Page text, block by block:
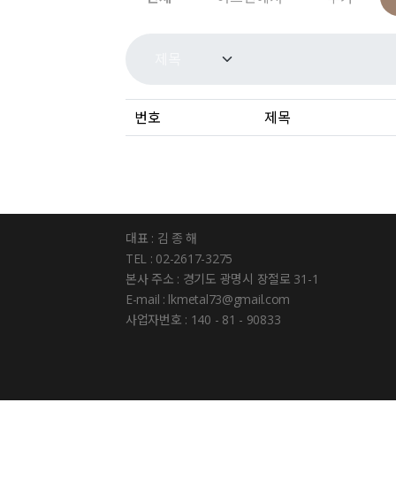
번호 제목
대표 : 김 종 해
TEL : 02-2617-3275
본사 주소 : 경기도 광명시 장절로 31-1
E-mail : lkmetal73@gmail.com
사업자번호 : 140 - 81 - 90833